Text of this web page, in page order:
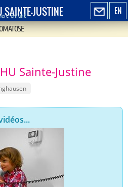
EN
SAINTE-JUSTINE
enfant
Sainte-Justine